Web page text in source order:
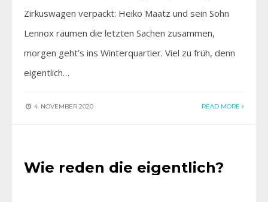
Zirkuswagen verpackt: Heiko Maatz und sein Sohn
Lennox räumen die letzten Sachen zusammen,
morgen geht’s ins Winterquartier. Viel zu früh, denn
eigentlich…
4. NOVEMBER 2020 READ MORE
Wie reden die eigentlich?